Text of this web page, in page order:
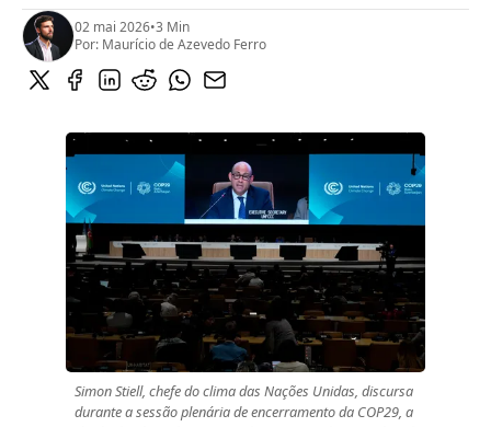
02 mai 2026•3 Min
Por: Maurício de Azevedo Ferro
Simon Stiell, chefe do clima das Nações Unidas, discursa
durante a sessão plenária de encerramento da COP29, a